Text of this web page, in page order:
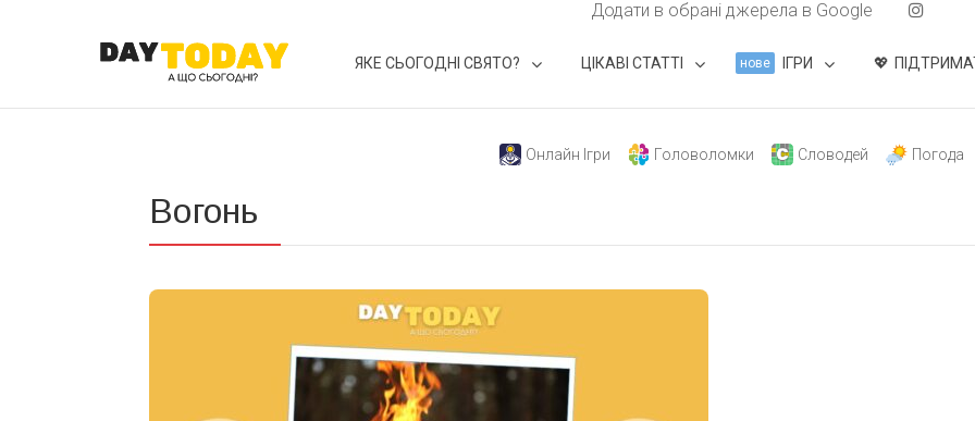
Додати в обрані джерела в Google
ЯКЕ СЬОГОДНІ СВЯТО? ЦІКАВІ СТАТТІ нове ІГРИ
Онлайн Ігри Головоломки Словодей Погода
Вогонь